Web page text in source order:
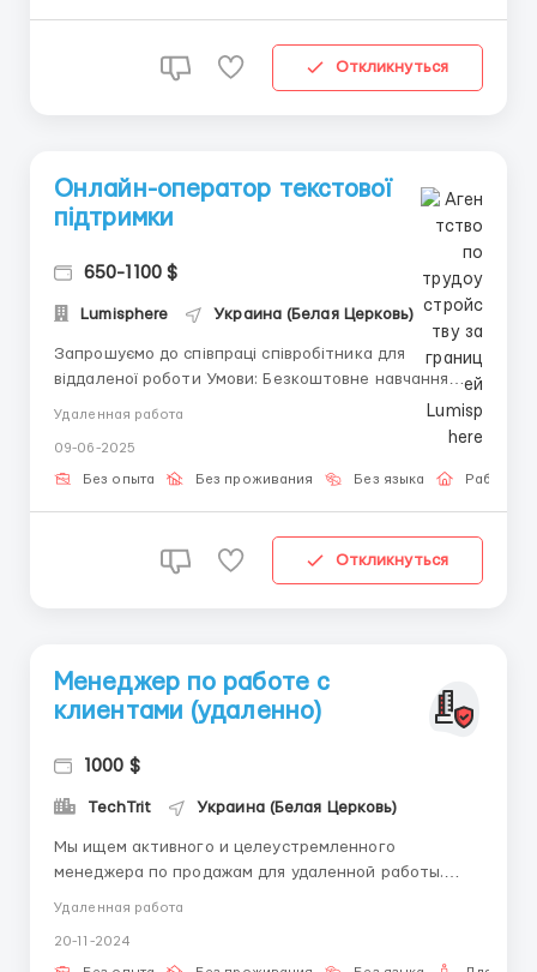
Откликнуться
Онлайн-оператор текстової
підтримки
650-1100 $
Lumisphere Украина (Белая Церковь)
Запрошуємо до співпраці співробітника для
віддаленої роботи Умови: Безкоштовне навчання
перед стартом Постійна підтримка 24/7 Можливість
інтернетом Увага до деталей та відповідальність 📩
Для біль...
Удаленная работа
09-06-2025
Без опыта Без проживания Без языка Работа
Откликнуться
Менеджер по работе с
клиентами (удаленно)
1000 $
TechTrit Украина (Белая Церковь)
Мы ищем активного и целеустремленного
менеджера по продажам для удаленной работы.
Если ты умеешь работать с клиентами, понимаешь
выходя из дома, эта вакансия для тебя!
Удаленная работа
20-11-2024